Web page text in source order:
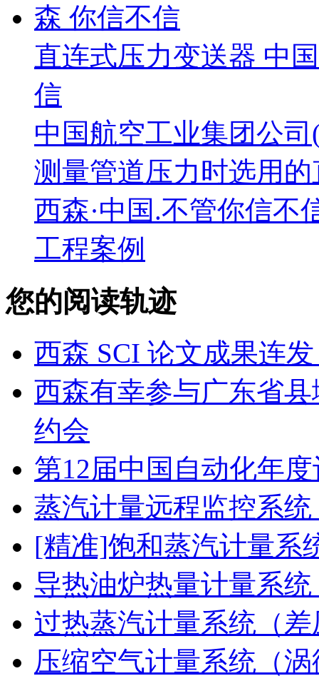
直连式压力变送器 中
信
中国航空工业集团公
测量管道压力时选用
西森·中国.不管你信不
工程案例
您的阅读轨迹
西森 SCI 论文成果连
西森有幸参与广东省
约会
第12届中国自动化年
蒸汽计量远程监控系
[精准]饱和蒸汽计量系
导热油炉热量计量系
过热蒸汽计量系统（
压缩空气计量系统（